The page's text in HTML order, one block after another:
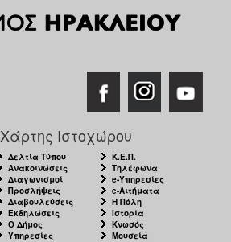
Χάρτης Ιστοχώρου
Δελτία Τύπου
Ανακοινώσεις
Διαγωνισμοί
Προσλήψεις
Διαβουλεύσεις
Εκδηλώσεις
Ο Δήμος
Υπηρεσίες
Κ.Ε.Π.
Τηλέφωνα
e-Υπηρεσίες
e-Αιτήματα
Η Πόλη
Ιστορία
Κνωσός
Μουσεία